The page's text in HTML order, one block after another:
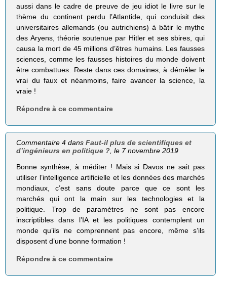
aussi dans le cadre de preuve de jeu idiot le livre sur le
thème du continent perdu l’Atlantide, qui conduisit des
universitaires allemands (ou autrichiens) à bâtir le mythe
des Aryens, théorie soutenue par Hitler et ses sbires, qui
causa la mort de 45 millions d’êtres humains. Les fausses
sciences, comme les fausses histoires du monde doivent
être combattues. Reste dans ces domaines, à démêler le
vrai du faux et néanmoins, faire avancer la science, la
vraie !
Répondre à ce commentaire
Commentaire 4 dansFaut-il plus de scientifiques et
d’ingénieurs en politique ? , le 7 novembre 2019
Bonne synthèse, à méditer ! Mais si Davos ne sait pas
utiliser l’intelligence artificielle et les données des marchés
mondiaux, c’est sans doute parce que ce sont les
marchés qui ont la main sur les technologies et la
politique. Trop de paramètres ne sont pas encore
inscriptibles dans l’IA et les politiques contemplent un
monde qu’ils ne comprennent pas encore, même s’ils
disposent d’une bonne formation !
Répondre à ce commentaire